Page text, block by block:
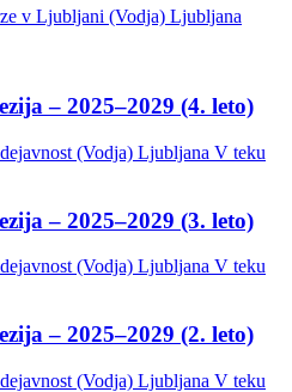
v Ljubljani (Vodja) Ljubljana
– 2025–2029 (4. leto)
(Vodja) Ljubljana V teku
– 2025–2029 (3. leto)
(Vodja) Ljubljana V teku
– 2025–2029 (2. leto)
(Vodja) Ljubljana V teku